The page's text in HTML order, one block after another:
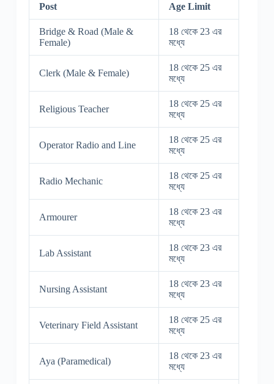
Post Age Limit
Bridge & Road (Male &
Female)
18 থেকে 23 এর
মধ্যে
Clerk (Male & Female)
18 থেকে 25 এর
মধ্যে
Religious Teacher
18 থেকে 25 এর
মধ্যে
Operator Radio and Line
18 থেকে 25 এর
মধ্যে
Radio Mechanic
18 থেকে 25 এর
মধ্যে
Armourer
18 থেকে 23 এর
মধ্যে
Lab Assistant
18 থেকে 23 এর
মধ্যে
Nursing Assistant
18 থেকে 23 এর
মধ্যে
Veterinary Field Assistant
18 থেকে 25 এর
মধ্যে
Aya (Paramedical)
18 থেকে 23 এর
মধ্যে